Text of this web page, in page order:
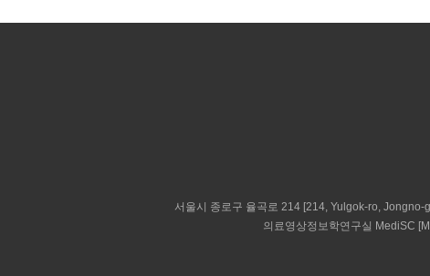
서울시 종로구 율곡로 214 [214, Yulgok-ro, Jongno-
의료영상정보학연구실 MediSC